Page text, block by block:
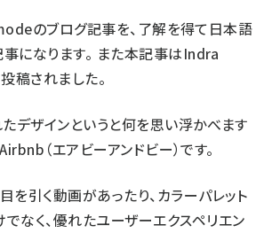
のブログ記事を、了解を得て日本語
になります。 また本記事はIndra
稿されました。
デザインというと何を思い浮かべます
（エアビーアンドビー）です。
を引く動画があったり、カラーパレット
なく、優れたユーザーエクスペリエン